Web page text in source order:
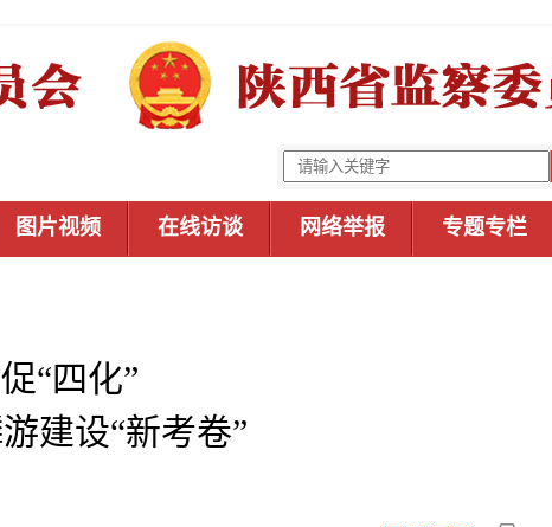
图片视频 在线访谈 网络举报 专题专栏
“四化”
建设“新考卷”